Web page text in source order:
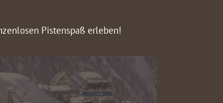
Pistenspaß erleben!